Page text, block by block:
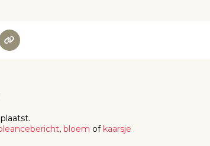
, bloem of kaarsje